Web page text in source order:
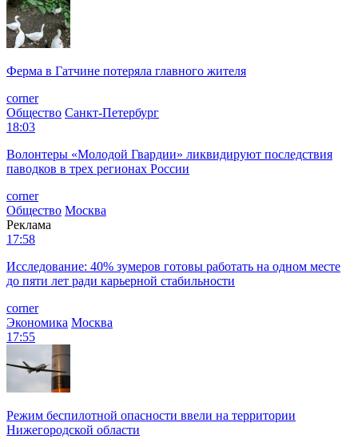
Ферма в Гатчине потеряла главного жителя
corner
Общество Санкт-Петербург
18:03
Волонтеры «Молодой Гвардии» ликвидируют последствия
паводков в трех регионах России
corner
Общество Москва
Реклама
17:58
Исследование: 40% зумеров готовы работать на одном месте
до пяти лет ради карьерной стабильности
corner
Экономика Москва
17:55
Режим беспилотной опасности ввели на территории
Нижегородской области